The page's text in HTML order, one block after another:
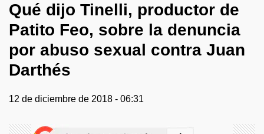
Qué dijo Tinelli, productor de
Patito Feo, sobre la denuncia
por abuso sexual contra Juan
Darthés
12 de diciembre de 2018 - 06:31